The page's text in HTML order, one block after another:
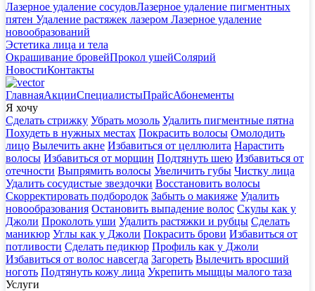
Лазерное удаление сосудовЛазерное удаление пигментных
пятен Удаление растяжек лазером Лазерное удаление
новообразований
Эстетика лица и тела
Окрашивание бровейПрокол ушейСолярий
НовостиКонтакты
ГлавнаяАкцииСпециалистыПрайсАбонементы
Я хочу
Сделать стрижку Убрать мозоль Удалить пигментные пятна
Похудеть в нужных местах Покрасить волосы Омолодить
лицо Вылечить акне Избавиться от целлюлита Нарастить
волосы Избавиться от морщин Подтянуть шею Избавиться от
отечности Выпрямить волосы Увеличить губы Чистку лица
Удалить сосудистые звездочки Восстановить волосы
Скорректировать подбородок Забыть о макияже Удалить
новообразования Остановить выпадение волос Скулы как у
Джоли Проколоть уши Удалить растяжки и рубцы Сделать
маникюр Углы как у Джоли Покрасить брови Избавиться от
потливости Сделать педикюр Профиль как у Джоли
Избавиться от волос навсегда Загореть Вылечить вросший
ноготь Подтянуть кожу лица Укрепить мыщцы малого таза
Услуги